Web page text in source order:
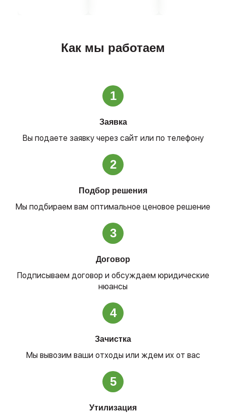
Как мы работаем
1
Заявка
Вы подаете заявку через сайт или по телефону
2
Подбор решения
Мы подбираем вам оптимальное ценовое решение
3
Договор
Подписываем договор и обсуждаем юридические
нюансы
4
Зачистка
Мы вывозим ваши отходы или ждем их от вас
5
Утилизация